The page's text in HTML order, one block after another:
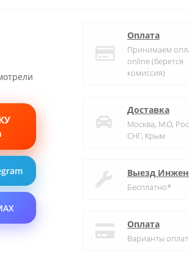
Оплата
Принимаем
online (берется
комиссия)
Доставка
Москва, М.О,
СНГ, Крым
Выезд
Бесплатно*
Оплата
Варианты